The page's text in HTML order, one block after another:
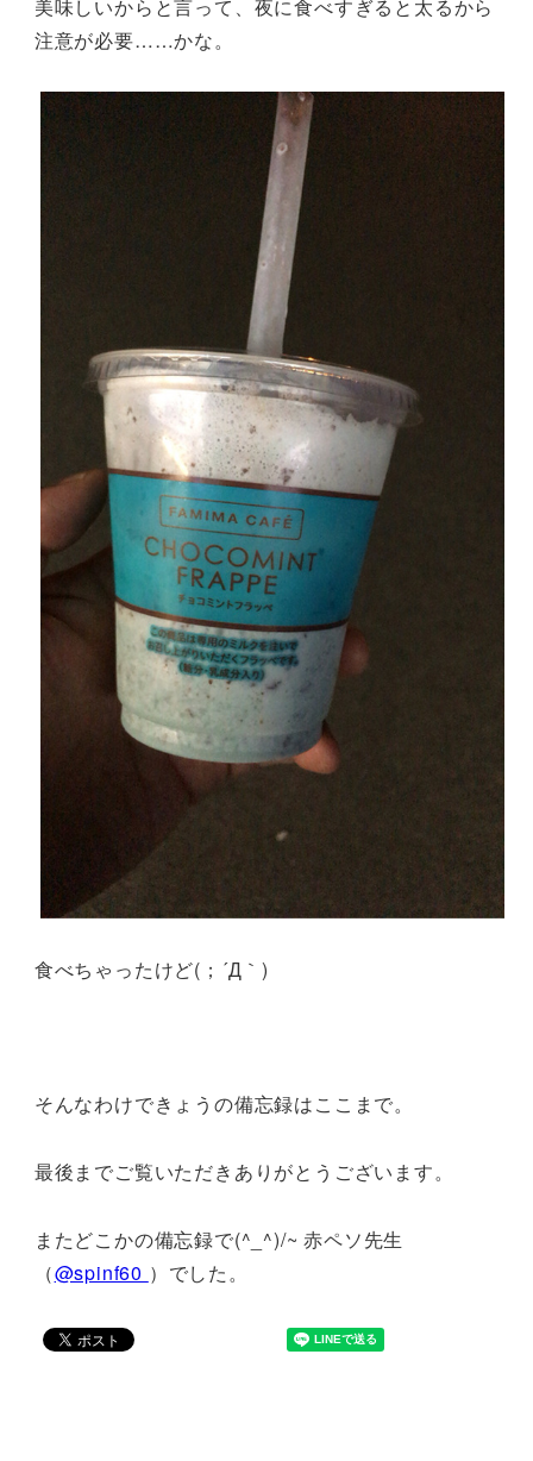
美味しいからと言って、夜に食べすぎると太るから
注意が必要……かな。
食べちゃったけど(；´Д｀)
そんなわけできょうの備忘録はここまで。
最後までご覧いただきありがとうございます。
またどこかの備忘録で(^_^)/~ 赤ペソ先生
（@spinf60 ）でした。